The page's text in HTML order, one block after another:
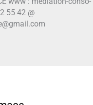
55 42 @